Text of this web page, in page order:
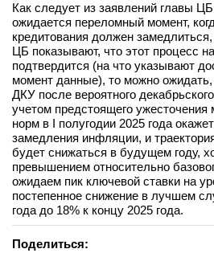
Как следует из заявлений главы
ожидается переломный момент,
кредитования должен
ЦБ показывают, что этот процесс
подтвердится (на что указывают
момент данные), то можно
ДКУ после вероятного
учетом предстоящего
норм в I полугодии 2025 года
замедления инфляции, и
будет снижаться в будущем году,
превышением относительно
ожидаем пик ключевой ставки на
постепенное снижение в лучшем
года до 18% к концу 2025 года.
Поделиться: